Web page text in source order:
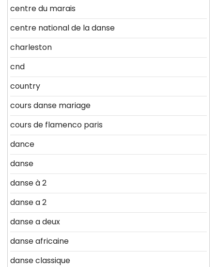
centre du marais
centre national de la danse
charleston
cnd
country
cours danse mariage
cours de flamenco paris
dance
danse
danse à 2
danse a 2
danse a deux
danse africaine
danse classique